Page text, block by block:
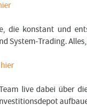
die konstant und
System-Trading.
hier
live dabei über